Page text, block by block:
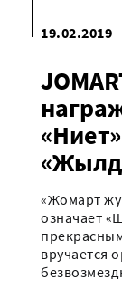
19.02.2019
«Жомарт
означает
вручается